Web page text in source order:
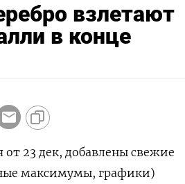
взлетают
в конце
23 дек, добавлены свежие
максимумы, графики)